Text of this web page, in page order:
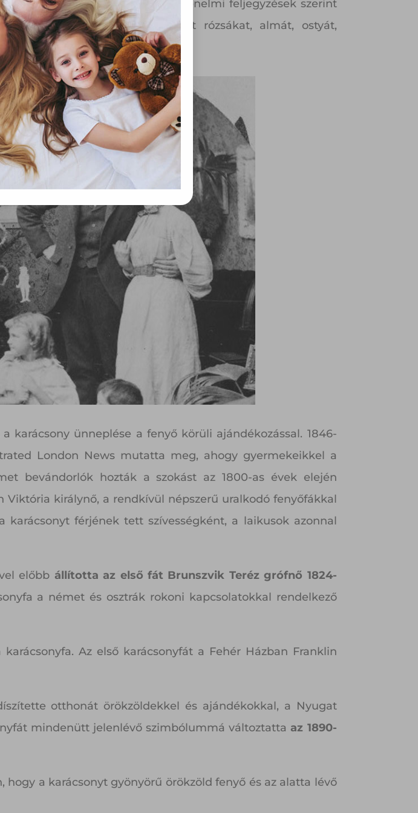
hiszen abban az évben a történelmi feljegyzések szerint
és sokszínű papírból kivágott rózsákat, almát, ostyát,
karácsony ünneplése a fenyő körüli ajándékozással. 1846-
London News mutatta meg, ahogy gyermekeikkel a
bevándorlók hozták a szokást az 1800-as évek elején
királynő, a rendkívül népszerű uralkodó fenyőfákkal
férjének tett szívességként, a laikusok azonnal
előbb állította az első fát Brunszvik Teréz grófnő 1824-
a német és osztrák rokoni kapcsolatokkal rendelkező
Az első karácsonyfát a Fehér Házban Franklin
otthonát örökzöldekkel és ajándékokkal, a Nyugat
mindenütt jelenlévő szimbólummá változtatta az 1890-
a karácsonyt gyönyörű örökzöld fenyő és az alatta lévő
megfelelően használjuk. Azon
országain belül működnek, a „sütik"
számítógépén vagy egyéb
hozzájárulását kell kérniük.
a beállításokat